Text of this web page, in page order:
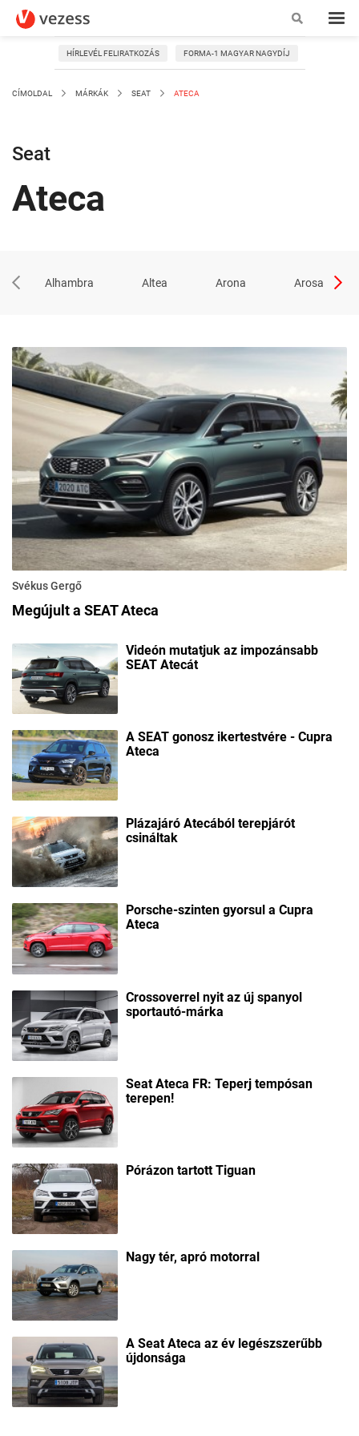
HÍRLEVÉL FELIRATKOZÁS FORMA-1 MAGYAR NAGYDÍJ
CÍMOLDAL MÁRKÁK SEAT ATECA
Seat
Ateca
Alhambra Altea Arona Arosa
Svékus Gergő
Megújult a SEAT Ateca
Videón mutatjuk az impozánsabb
SEAT Atecát
A SEAT gonosz ikertestvére - Cupra
Ateca
Plázajáró Atecából terepjárót
csináltak
Porsche-szinten gyorsul a Cupra
Ateca
Crossoverrel nyit az új spanyol
sportautó-márka
Seat Ateca FR: Teperj tempósan
terepen!
Pórázon tartott Tiguan
Nagy tér, apró motorral
A Seat Ateca az év legészszerűbb
újdonsága